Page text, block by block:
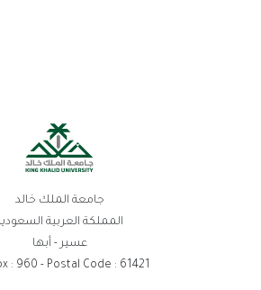
جامعة الملك خالد
المملكة العربية
عسير - أبها
: 960 - Postal Code : 61421